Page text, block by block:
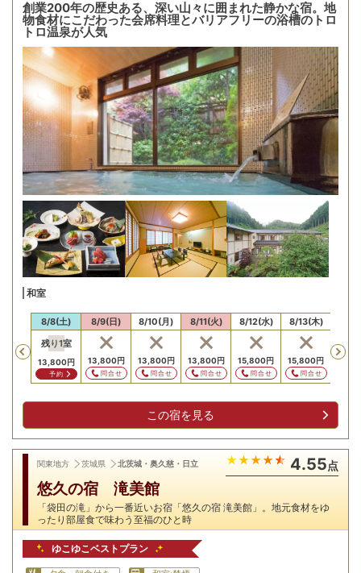
創業200年の歴史ある、深い山々に囲まれた静かな宿。地
物食材にこだわった会席料理とバリアフリーの浴槽のトロ
トロ温泉が人気
和室
Previous
8/8(土)
残り1室
13,800円
予約
8/9(日)
13,800円
問合せ
8/10(月)
13,800円
問合せ
8/11(火)
13,800円
問合せ
8/12(水)
15,800円
問合せ
8/13(木)
15,800円
問合せ
この宿を見る
関東地方 茨城県 北茨城・奥久慈・日立 4.55点
悠久の宿 滝美館
「袋田の滝」から一番近いお宿「悠久の宿 滝美館」。地元食材をゆ
ったり部屋食で味わう至福のひと時
ゆこゆこベストプラン